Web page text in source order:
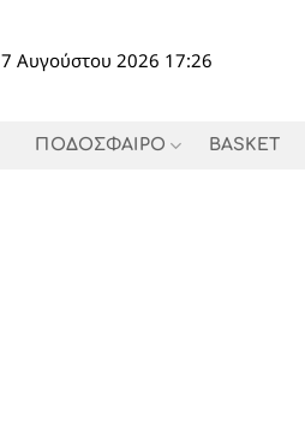
7 Αυγούστου 2026 17:26
ΠΟΔΟΣΦΑΙΡΟ BASKET